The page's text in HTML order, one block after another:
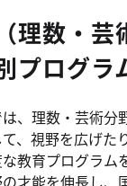
理数・芸
プログラ
、理数・芸術分
、視野を広げた
教育プログラム
才能を伸長し、